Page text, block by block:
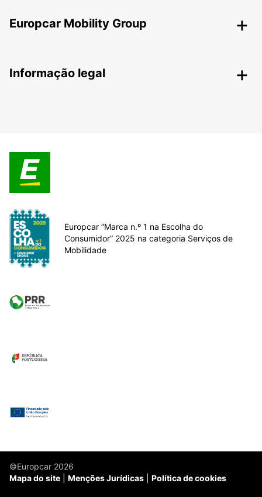
Europcar Mobility Group
Informação legal
Europcar “Marca n.º 1 na Escolha do
Consumidor” 2025 na categoria Serviços de
Mobilidade
©Europcar 2026
Mapa do site
Menções Jurídicas Política de cookies